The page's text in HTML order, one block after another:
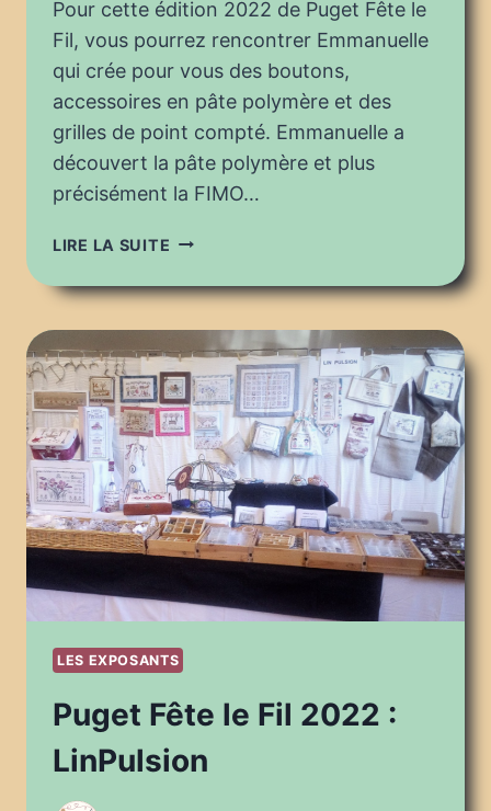
Pour cette édition 2022 de Puget Fête le
Fil, vous pourrez rencontrer Emmanuelle
qui crée pour vous des boutons,
accessoires en pâte polymère et des
grilles de point compté. Emmanuelle a
découvert la pâte polymère et plus
précisément la FIMO…
LIRE LA SUITE PUGET
LE
MANUCREA
LES EXPOSANTS
Puget Fête le Fil 2022 :
LinPulsion